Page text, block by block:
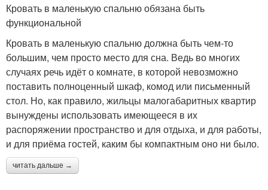
Кровать в маленькую спальню обязана быть
функциональной
Кровать в маленькую спальню должна быть чем-то
большим, чем просто место для сна. Ведь во многих
случаях речь идёт о комнате, в которой невозможно
поставить полноценный шкаф, комод или письменный
стол. Но, как правило, жильцы малогабаритных квартир
вынуждены использовать имеющееся в их
распоряжении пространство и для отдыха, и для работы,
и для приёма гостей, каким бы компактным оно ни было.
читать дальше →